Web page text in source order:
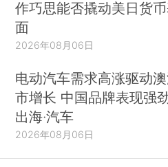
作巧思能否撬动美日货
面
2026年08月06日
电动汽车需求高涨驱动
市增长 中国品牌表现强
出海·汽车
2026年08月06日